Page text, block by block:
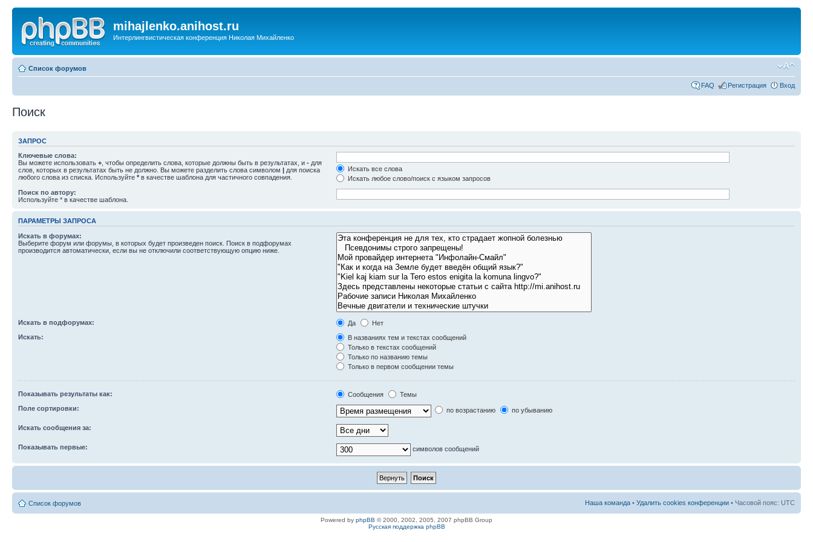
mihajlenko.anihost.ru
Интерлингвистическая конференция Николая Михайленко
Список форумов
FAQ Регистрация Вход
Поиск
ЗАПРОС
Ключевые слова:
Вы можете использовать + , чтобы определить слова, которые должны быть в результатах, и - для
слов, которых в результатах быть не должно. Вы можете разделить слова символом | для поиска
любого слова из списка. Используйте * в качестве шаблона для частичного совпадения.
Искать все слова
Искать любое слово/поиск с языком запросов
Поиск по автору:
Используйте * в качестве шаблона.
ПАРАМЕТРЫ ЗАПРОСА
Искать в форумах:
Выберите форум или форумы, в которых будет произведен поиск. Поиск в подфорумах
производится автоматически, если вы не отключили соответствующую опцию ниже.
Искать в подфорумах: Да
Нет
Искать:
В названиях тем и текстах сообщений
Только в текстах сообщений
Только по названию темы
Только в первом сообщении темы
Показывать результаты как: Сообщения
Темы
Поле сортировки:
по возрастанию по убыванию
Искать сообщения за:
Показывать первые: символов сообщений
Список форумов Наша команда • Удалить cookies конференции • Часовой пояс: UTC
Powered by phpBB © 2000, 2002, 2005, 2007 phpBB Group
Русская поддержка phpBB